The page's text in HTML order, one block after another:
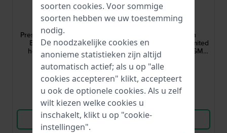
Seiko
SPB523J1
Presage ‘Fushi-iro’ 36 mm
Elegant automatisch
horloge met 3 dagen
gangreserve
€ 990,-
● Op voorraad
Vergelijk
Bekijk Product
Seiko
SPB519J1
Prospex GMT 60th
Anniversary 42 mm Limited
edition automatische GMT
duiker met 3 dagen
gangreserve
€ 1.900,-
● Op voorraad
Bekijk Product
soorten cookies. Voor sommige
soorten hebben we uw toestemming
nodig.
De noodzakelijke cookies en
anonieme statistieken zijn altijd
automatisch actief; als u op "alle
cookies accepteren" klikt, accepteert
u ook de optionele cookies. Als u zelf
wilt kiezen welke cookies u
inschakelt, klikt u op "cookie-
instellingen".